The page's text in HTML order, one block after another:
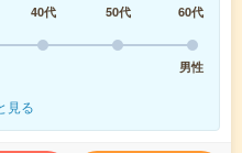
40代 50代
60代
男性
見る